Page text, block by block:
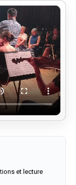
et lecture